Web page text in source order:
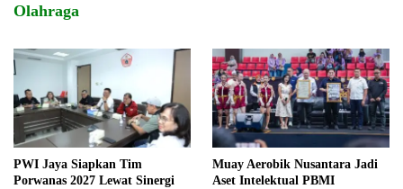
Olahraga
PWI Jaya Siapkan Tim
Porwanas 2027 Lewat Sinergi
Muay Aerobik Nusantara Jadi
Aset Intelektual PBMI